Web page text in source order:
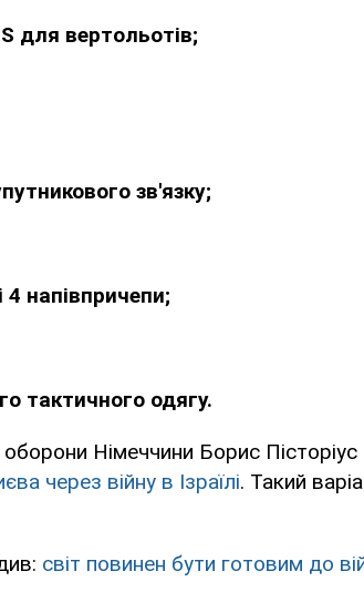
для вертольотів;
зв'язку;
4 напівпричепи;
тактичного одягу.
Німеччини Борис
через війну в Ізраїлі. Такий
світ повинен бути готовим до